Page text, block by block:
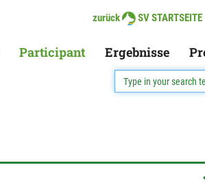
zurück SV STARTSEITE
Participant Ergebnisse